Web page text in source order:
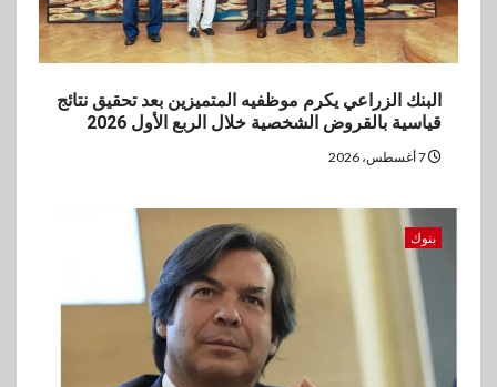
البنك الزراعي يكرم موظفيه المتميزين بعد تحقيق نتائج
قياسية بالقروض الشخصية خلال الربع الأول 2026
بنوك